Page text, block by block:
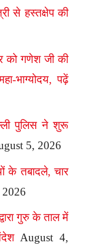
से हस्तक्षेप की
को गणेश जी की
भाग्योदय, पढ़ें
पुलिस ने शुरू
5, 2026
के तबादले, चार
गुरु के ताल में
August 4,